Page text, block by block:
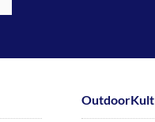
OutdoorKult